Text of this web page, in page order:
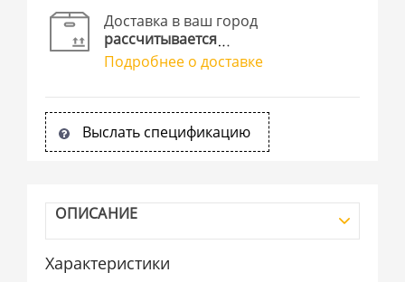
Доставка в ваш город
рассчитывается
Подробнее о доставке
Выслать спецификацию
ОПИСАНИЕ
Характеристики